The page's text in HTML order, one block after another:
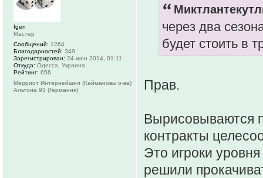
через два
будет стоить в
Прав.
Вырисовываются
контракты
Это игроки
решили
Igen
Мастер
Сообщений: 1264
Благодарностей: 349
Зарегистрирован: 24 июн 2014, 01:11
Откуда: Одесса, Украина
Рейтинг: 656
Мерриот Интернейшнл (Каймановы о-ва)
Альтона 93 (Германия)